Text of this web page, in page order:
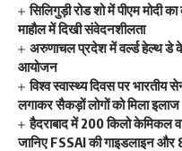
सिलिगुड़ी रोड शो में पीएम मोदी
माहौल में दिखी संवेदनशीलता
अरुणाचल प्रदेश में वर्ल्ड हेल्थ
आयोजन
विश्व स्वास्थ्य दिवस पर
लगाकर सैकड़ों लोगों को मिला इलाज
हैदराबाद में 200 किलो
जानिए FSSAI की गाइडलाइन